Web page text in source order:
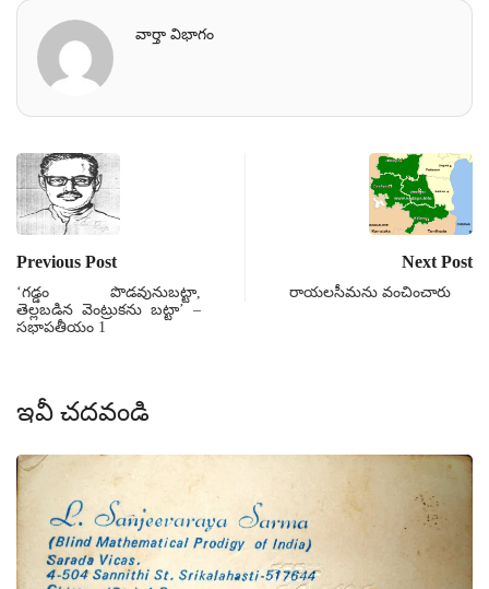
వార్తా విభాగం
Previous Post
‘గడ్డం పొడవునుబట్టా,
తెల్లబడిన వెంట్రుకను బట్టా’ –
సభాపతీయం 1
Next Post
రాయలసీమను వంచించారు
ఇవీ చదవండి